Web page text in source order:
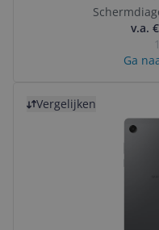
v.a.
Ga
Vergelijken